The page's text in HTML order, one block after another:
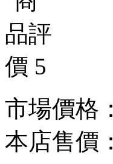
市場價格：
本店售價：